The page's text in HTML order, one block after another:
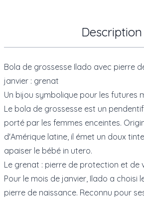
Description
Bola de grossesse Ilado avec pierre
janvier : grenat
Un bijou symbolique pour les futures
Le bola de grossesse est un
porté par les femmes enceintes.
d'Amérique latine, il émet un doux
apaiser le bébé in utero.
Le grenat : pierre de protection et de
Pour le mois de janvier, Ilado a choisi
pierre de naissance. Reconnu pour